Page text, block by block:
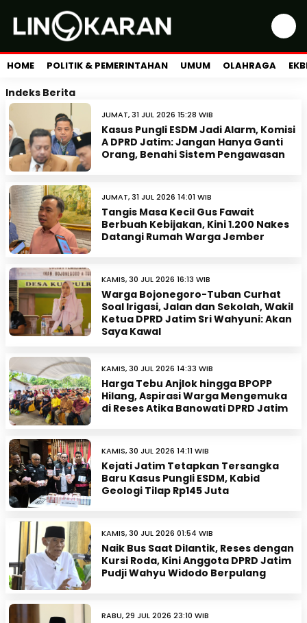
HOME POLITIK & PEMERINTAHAN UMUM OLAHRAGA
Indeks Berita
JUMAT, 31 JUL 2026 15:28 WIB
Kasus Pungli ESDM Jadi Alarm, Komisi
A DPRD Jatim: Jangan Hanya Ganti
Orang, Benahi Sistem Pengawasan
JUMAT, 31 JUL 2026 14:01 WIB
Tangis Masa Kecil Gus Fawait
Berbuah Kebijakan, Kini 1.200 Nakes
Datangi Rumah Warga Jember
KAMIS, 30 JUL 2026 16:13 WIB
Warga Bojonegoro-Tuban Curhat
Soal Irigasi, Jalan dan Sekolah, Wakil
Ketua DPRD Jatim Sri Wahyuni: Akan
Saya Kawal
KAMIS, 30 JUL 2026 14:33 WIB
Harga Tebu Anjlok hingga BPOPP
Hilang, Aspirasi Warga Mengemuka
di Reses Atika Banowati DPRD Jatim
KAMIS, 30 JUL 2026 14:11 WIB
Kejati Jatim Tetapkan Tersangka
Baru Kasus Pungli ESDM, Kabid
Geologi Tilap Rp145 Juta
KAMIS, 30 JUL 2026 01:54 WIB
Naik Bus Saat Dilantik, Reses dengan
Kursi Roda, Kini Anggota DPRD Jatim
Pudji Wahyu Widodo Berpulang
RABU, 29 JUL 2026 23:10 WIB